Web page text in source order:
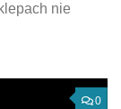
nie
0